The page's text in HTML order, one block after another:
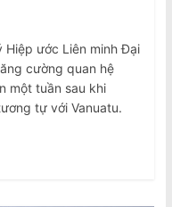
Hiệp ước Liên minh Đại
cường quan hệ
một tuần sau khi
tự với Vanuatu.